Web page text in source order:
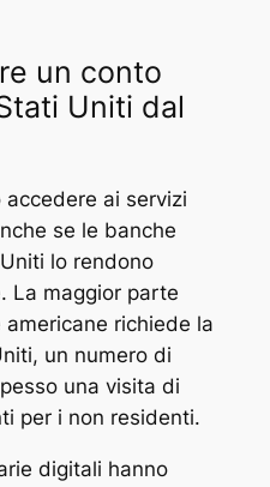
un conto
Uniti dal
accedere ai servizi
se le banche
lo rendono
La maggior parte
richiede la
un numero di
una visita di
per i non residenti.
digitali hanno